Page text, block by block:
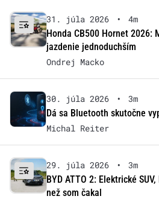
31. júla 2026 •
4m
Honda CB500 Hornet 2026:
jazdenie jednoduchším
Ondrej Macko
30. júla 2026 •
3m
Dá sa Bluetooth skutočne
Michal Reiter
29. júla 2026 •
3m
BYD ATTO 2: Elektrické
než som čakal